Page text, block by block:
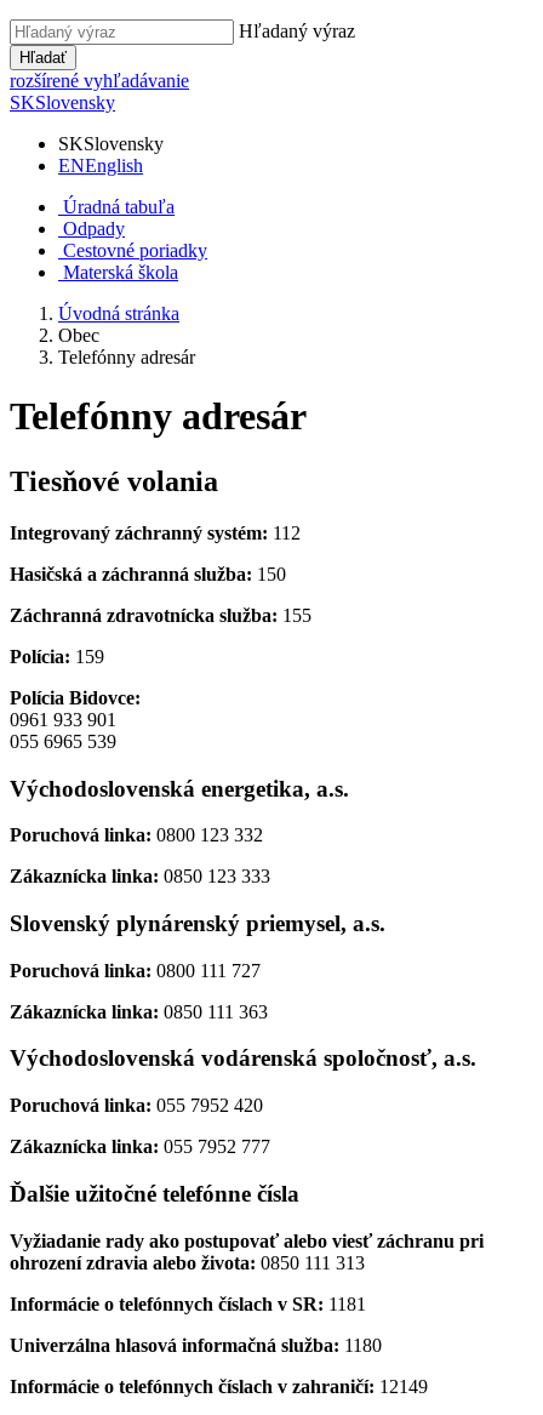
Hľadaný výraz
Hľadať
rozšírené vyhľadávanie
SKSlovensky
SKSlovensky
ENEnglish
Úradná tabuľa
Odpady
Cestovné poriadky
Materská škola
Úvodná stránka
Obec
Telefónny adresár
Telefónny adresár
Tiesňové volania
Integrovaný záchranný systém: 112
Hasičská a záchranná služba: 150
Záchranná zdravotnícka služba: 155
Polícia: 159
Polícia Bidovce:
0961 933 901
055 6965 539
Východoslovenská energetika, a.s.
Poruchová linka: 0800 123 332
Zákaznícka linka: 0850 123 333
Slovenský plynárenský priemysel, a.s.
Poruchová linka: 0800 111 727
Zákaznícka linka: 0850 111 363
Východoslovenská vodárenská spoločnosť, a.s.
Poruchová linka: 055 7952 420
Zákaznícka linka: 055 7952 777
Ďalšie užitočné telefónne čísla
Vyžiadanie rady ako postupovať alebo viesť záchranu pri
ohrození zdravia alebo života: 0850 111 313
Informácie o telefónnych číslach v SR: 1181
Univerzálna hlasová informačná služba: 1180
Informácie o telefónnych číslach v zahraničí: 12149